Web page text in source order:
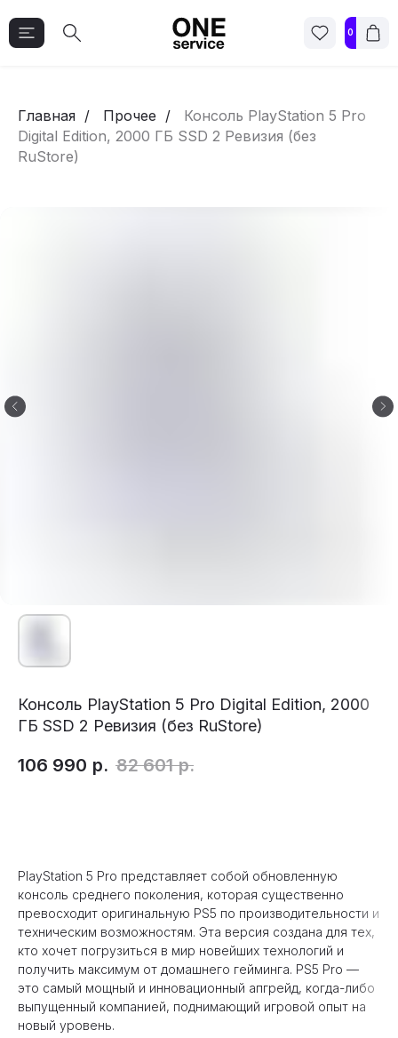
0
Главная Прочее
Консоль PlayStation 5 Pro
Digital Edition, 2000 ГБ SSD 2 Ревизия (без
RuStore)
Консоль PlayStation 5 Pro Digital Edition, 2000
ГБ SSD 2 Ревизия (без RuStore)
106 990 р. 82 601 р.
PlayStation 5 Pro представляет собой обновленную
консоль среднего поколения, которая существенно
превосходит оригинальную PS5 по производительности и
техническим возможностям. Эта версия создана для тех,
кто хочет погрузиться в мир новейших технологий и
получить максимум от домашнего гейминга. PS5 Pro —
это самый мощный и инновационный апгрейд, когда-либо
выпущенный компанией, поднимающий игровой опыт на
новый уровень.